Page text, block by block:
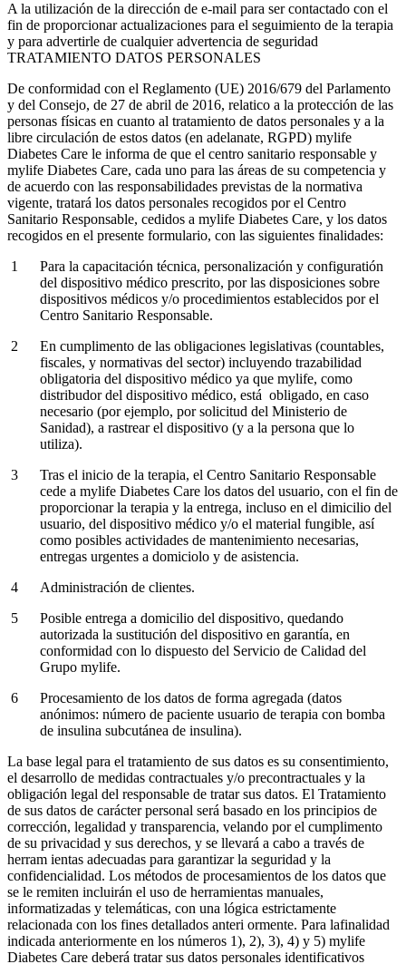
A la utilización de la dirección de e-mail para ser contactado con el
fin de proporcionaractualizaciones para el seguimiento de la terapia
y para advertirle de cualquier advertencia de seguridad
TRATAMIENTO DATOS PERSONALES
De conformidad con el Reglamento (UE) 2016/679 del Parlamento
y del Consejo, de 27 de abril de 2016, relatico a la protección de las
personas físicas en cuanto al tratamiento de datos personales y a la
libre circulación de estos datos (en adelanate, RGPD) mylife
Diabetes Care le informa de que el centro sanitario responsable y
mylife Diabetes Care, cada uno para las áreas de su competencia y
de acuerdo con las responsabilidades previstas de la normativa
vigente, tratará los datos personales recogidos por el Centro
Sanitario Responsable, cedidos a mylife Diabetes Care, y los datos
recogidos en el presente formulario, con las siguientes finalidades:
Para la capacitación técnica, personalización y configuratión
del dispositivo médico prescrito, por las disposiciones sobre
dispositivos médicos y/o procedimientos establecidos por el
Centro Sanitario Responsable.
En cumplimento de las obligaciones legislativas (countables,
fiscales, y normativas del sector) incluyendo trazabilidad
obligatoria del dispositivo médico ya que mylife, como
distribudor del dispositivo médico, está obligado, en caso
necesario (por ejemplo, por solicitud del Ministerio de
Sanidad), a rastrear el dispositivo (y a la persona que lo
utiliza).
Tras el inicio de la terapia, el Centro Sanitario Responsable
cede a mylife Diabetes Care los datos del usuario, con el fin de
proporcionar la terapia y la entrega, incluso en el dimicilio del
usuario, del dispositivo médico y/o el material fungible, así
como posibles actividades de mantenimiento necesarias,
entregas urgentes a domiciolo y de asistencia.
Administración de clientes.
Posible entrega a domicilio del dispositivo, quedando
autorizada la sustitución del dispositivo en garantía, en
conformidad con lo dispuesto del Servicio de Calidad del
Grupo mylife.
Procesamiento de los datos de forma agregada (datos
anónimos: número de paciente usuario de terapia con bomba
de insulina subcutánea de insulina).
La base legal para el tratamiento de sus datos es su consentimiento,
el desarrollo de medidas contractuales y/o precontractuales y la
obligación legal del responsable de tratar sus datos. El Tratamiento
de sus datos de carácter personal será basado en los principios de
corrección, legalidad y transparencia, velando por el cumplimento
de su privacidad y sus derechos, y se llevará a cabo a través de
herram ientas adecuadas para garantizar la seguridad y la
confidencialidad. Los métodos de procesamientos de los datos que
se le remiten incluirán el uso de herramientas manuales,
informatizadas y telemáticas, con una lógica estrictamente
relacionada con los fines detallados anteri ormente. Para lafinalidad
indicada anteriormente en los números 1), 2), 3), 4) y 5) mylife
Diabetes Care deberá tratar sus datos personales identificativos